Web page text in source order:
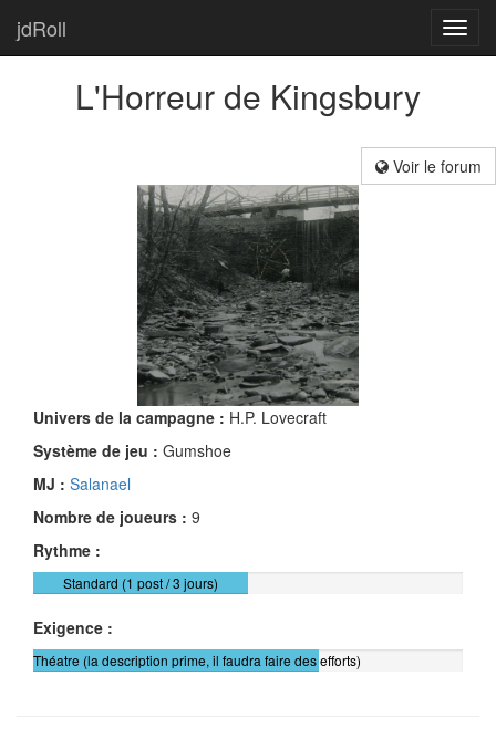
jdRoll
L'Horreur de Kingsbury
Voir le forum
Univers de la campagne : H.P. Lovecraft
Système de jeu : Gumshoe
MJ : Salanael
Nombre de joueurs : 9
Rythme :
Standard (1 post / 3 jours)
Exigence :
Théatre (la description prime, il faudra faire des efforts)